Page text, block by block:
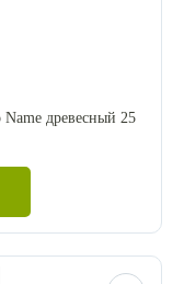
Name древесный 25